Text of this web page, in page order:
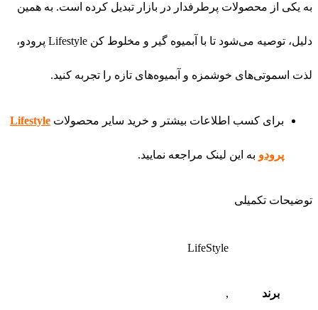
به یکی از محصولات پرطرفدار در بازار تبدیل کرده است. به همین
دلیل، توصیه می‌شود تا با آبمیوه گیر و مخلوط کن Lifestyle پرودو،
لذت اسموتی‌های خوشمزه و آبمیوه‌های تازه را تجربه کنید.
برای کسب اطلاعات بیشتر و خرید سایر محصولات Lifestyle
پرودو به این لینک مراجعه نمایید.
توضیحات تکمیلی
برند
LifeStyle
,